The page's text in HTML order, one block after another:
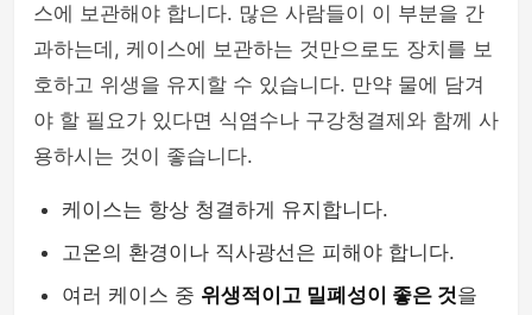
스에 보관해야 합니다. 많은 사람들이 이 부분을 간
과하는데, 케이스에 보관하는 것만으로도 장치를 보
호하고 위생을 유지할 수 있습니다. 만약 물에 담겨
야 할 필요가 있다면 식염수나 구강청결제와 함께 사
용하시는 것이 좋습니다.
케이스는 항상 청결하게 유지합니다.
고온의 환경이나 직사광선은 피해야 합니다.
여러 케이스 중 위생적이고 밀폐성이 좋은 것을